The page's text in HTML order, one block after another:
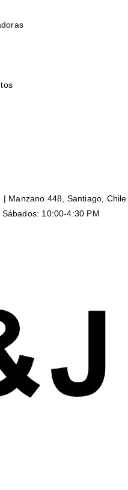
Manzano 448, Santiago, Chile
10:00-4:30 PM